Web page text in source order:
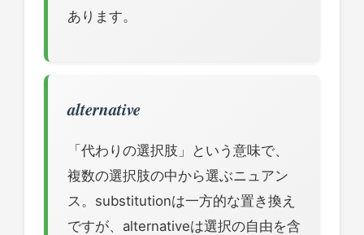
あります。
alternative
「代わりの選択肢」という意味で、
複数の選択肢の中から選ぶニュアン
ス。substitutionは一方的な置き換え
ですが、alternativeは選択の自由を含